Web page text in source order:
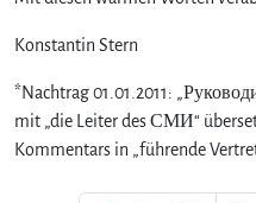
Konstantin Stern
*Nachtrag 01.01.2011:
mit „die Leiter des СМИ“
Kommentars in „führende